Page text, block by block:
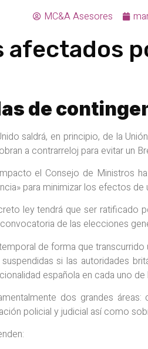
MC&A Asesores
afectados
de
saldrá, en principio, de la
a contrarreloj para evitar un
el Consejo de Ministros
para minimizar los efectos
ley tendrá que ser ratificado
de las elecciones
de forma que
si las autoridades
española en cada uno
dos grandes
policial y judicial así como